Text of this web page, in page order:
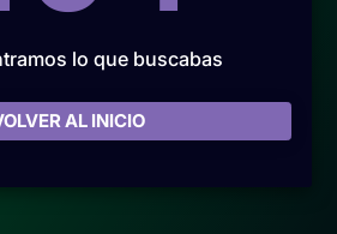
lo que buscabas
AL INICIO